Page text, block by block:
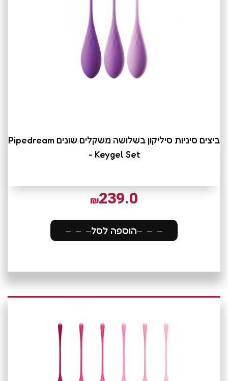
ביצים סיניות סיליקון בשלושה משקלים שונים Pipedream
- Keygel Set
₪239.0
הוספה לסל